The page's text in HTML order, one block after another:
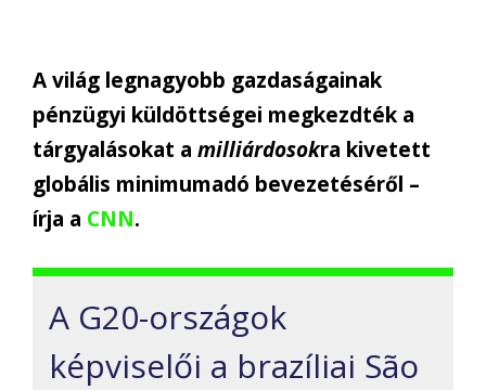
A világ legnagyobb gazdaságainak
pénzügyi küldöttségei megkezdték a
tárgyalásokat a milliárdosokra kivetett
globális minimumadó bevezetéséről –
írja a CNN.
A G20-országok
képviselői a brazíliai São